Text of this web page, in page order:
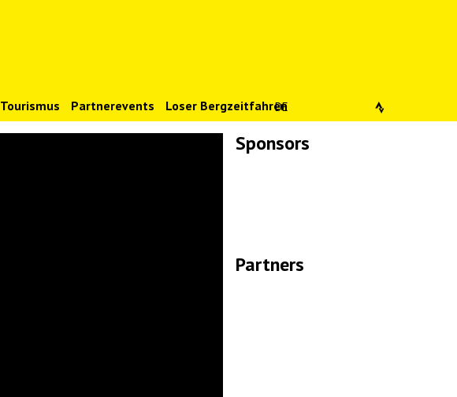
Tourismus Partnerevents Loser Bergzeitfahren
DE
Sponsors
Partners